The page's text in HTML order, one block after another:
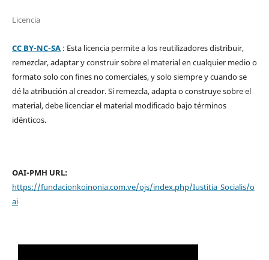
Licencia
CC BY-NC-SA: Esta licencia permite a los reutilizadores distribuir,
remezclar, adaptar y construir sobre el material en cualquier medio o
formato solo con fines no comerciales, y solo siempre y cuando se
dé la atribución al creador. Si remezcla, adapta o construye sobre el
material, debe licenciar el material modificado bajo términos
idénticos.
OAI-PMH URL:
https://fundacionkoinonia.com.ve/ojs/index.php/Iustitia_Socialis/o
ai